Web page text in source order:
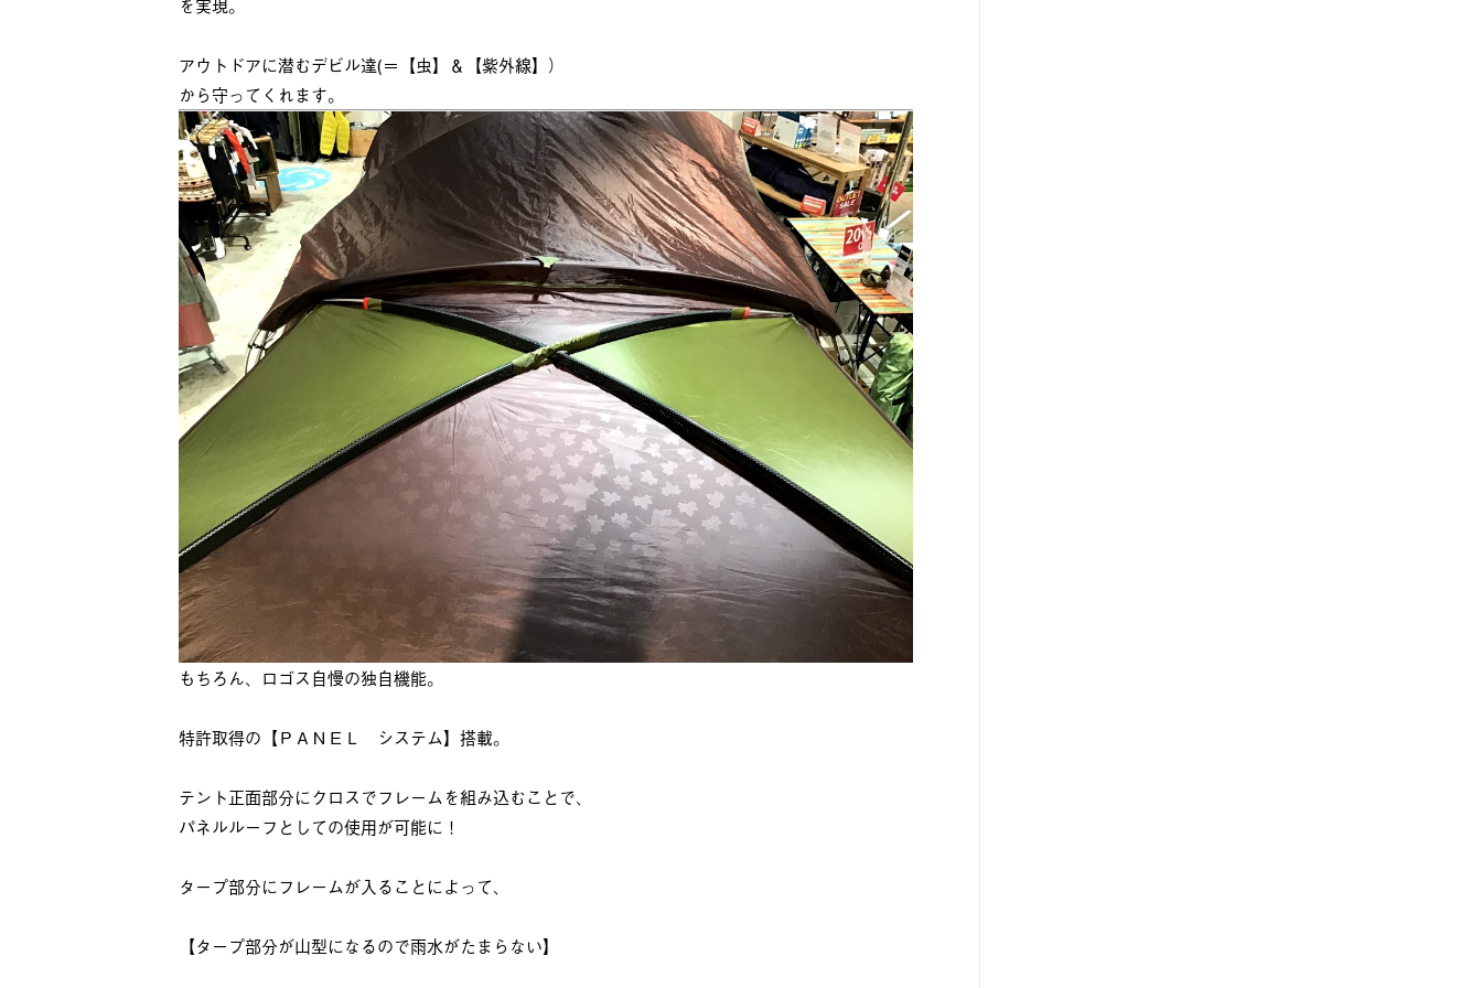
アウトドアに潜むデビル達(＝【虫】＆【紫外線】）
から守ってくれます。
もちろん、ロゴス自慢の独自機能。
特許取得の【ＰＡＮＥＬ システム】搭載。
テント正面部分にクロスでフレームを組み込むことで、
パネルルーフとしての使用が可能に！
タープ部分にフレームが入ることによって、
【タープ部分が山型になるので雨水がたまらない】